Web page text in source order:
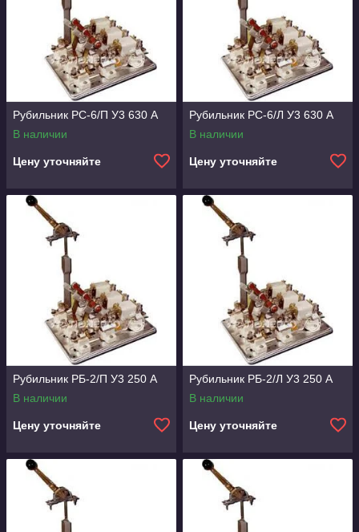
Рубильник РС-6/П У3 630 А
В наличии
Цену уточняйте
Рубильник РС-6/Л У3 630 А
В наличии
Цену уточняйте
Рубильник РБ-2/П У3 250 А
В наличии
Цену уточняйте
Рубильник РБ-2/Л У3 250 А
В наличии
Цену уточняйте